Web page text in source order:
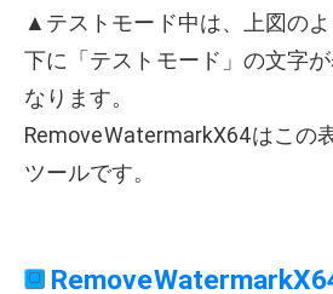
▲テストモード中は、上図の
下に「テストモード」の文字
なります。
RemoveWatermarkX64はこの
ツールです。